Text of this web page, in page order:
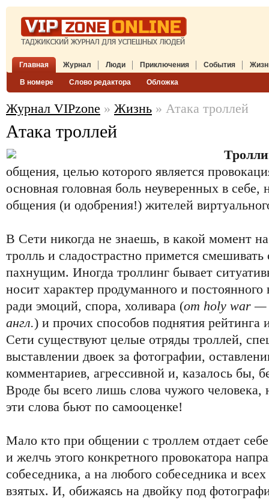
Главная Журнал
В номере Слово редактора Обложка
Люди Приключения События
Журнал VIPzone » Жизнь » Атака троллей
Атака троллей
общения, целью которого является
основная головная боль неуверенных в
общения (и одобрения!) жителей
В Сети никогда не знаешь, в какой момент
тролль и сладострастно примется
пахнущим. Иногда троллинг бывает
носит характер продуманного и
ради эмоций, спора, холивара (от holy war —
англ.) и прочих способов поднятия рейтинга
Сети существуют целые отряды троллей,
выставлении двоек за фотографии,
комментариев, агрессивной и, казалось бы,
Вроде бы всего лишь слова чужого человека,
эти слова бьют по самооценке!
Мало кто при общении с троллем отдает
и желчь этого конкретного провокатора
собеседника, а на любого собеседника и
взятых. И, обижаясь на двойку под